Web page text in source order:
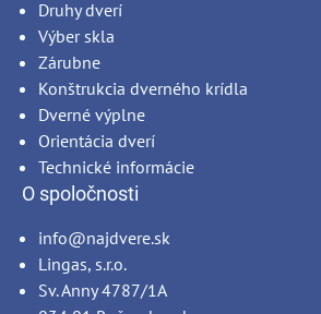
Druhy dverí
Výber skla
Zárubne
Konštrukcia dverného krídla
Dverné výplne
Orientácia dverí
Technické informácie
O spoločnosti
info@najdvere.sk
Lingas, s.r.o.
Sv. Anny 4787/1A